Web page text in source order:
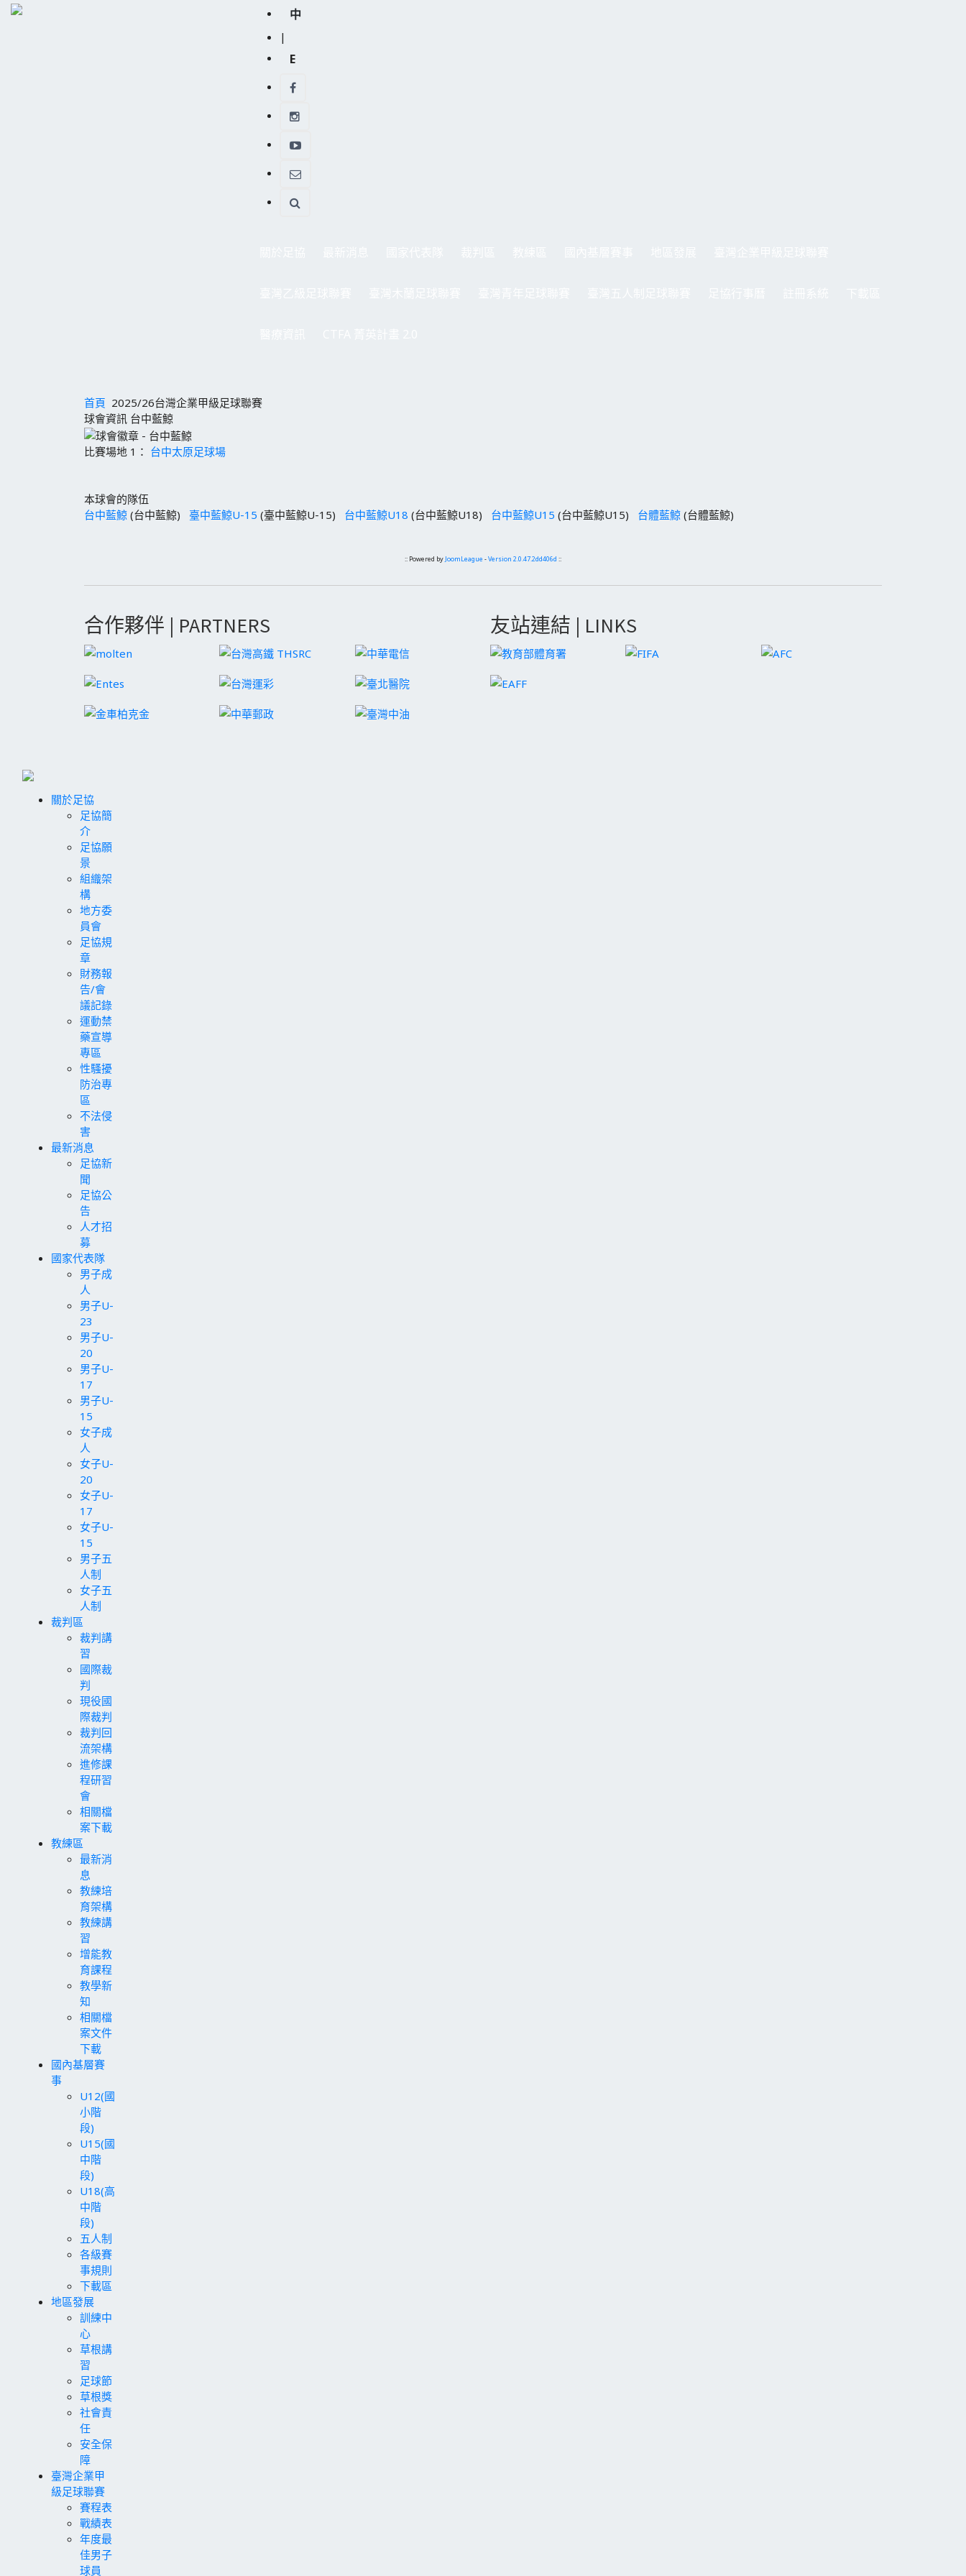
中
|
E
首頁 2025/26台灣企業甲級足球聯賽
球會資訊 台中藍鯨
比賽場地 1： 台中太原足球場
本球會的隊伍
台中藍鯨 (台中藍鯨) 臺中藍鯨U-15 (臺中藍鯨U-15) 台中藍鯨U18 (台中藍鯨U18) 台中藍鯨U15 (台中藍鯨U15) 台體藍鯨 (台體藍鯨)
:: Powered by JoomLeague -Version 2.0.47.2dd406d ::
合作夥伴 | PARTNERS 友站連結 | LINKS
關於足協
足協簡
介
足協願
景
組織架
構
地方委
員會
足協規
章
財務報
告/會
議記錄
運動禁
藥宣導
專區
性騷擾
防治專
區
不法侵
害
最新消息
足協新
聞
足協公
告
人才招
募
國家代表隊
男子成
人
男子U-
23
男子U-
20
男子U-
17
男子U-
15
女子成
人
女子U-
20
女子U-
17
女子U-
15
男子五
人制
女子五
人制
裁判區
裁判講
習
國際裁
判
現役國
際裁判
裁判回
流架構
進修課
程研習
會
相關檔
案下載
教練區
最新消
息
教練培
育架構
教練講
習
增能教
育課程
教學新
知
相關檔
案文件
下載
國內基層賽
事
U12(國
小階
段)
U15(國
中階
段)
U18(高
中階
段)
五人制
各級賽
事規則
下載區
地區發展
訓練中
心
草根講
習
足球節
草根獎
社會責
任
安全保
障
臺灣企業甲
級足球聯賽
賽程表
戰績表
年度最
佳男子
球員